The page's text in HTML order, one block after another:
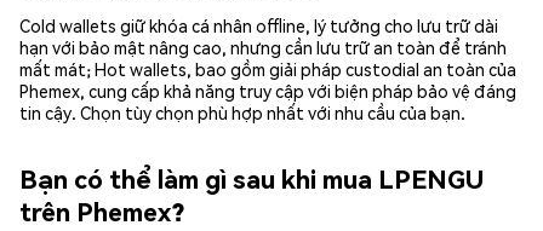
Cold wallets giữ khóa cá nhân offline, lý tưởng cho lưu trữ dài
hạn với bảo mật nâng cao, nhưng cần lưu trữ an toàn để tránh
mất mát; Hot wallets, bao gồm giải pháp custodial an toàn của
Phemex, cung cấp khả năng truy cập với biện pháp bảo vệ đáng
tin cậy. Chọn tùy chọn phù hợp nhất với nhu cầu của bạn.
Bạn có thể làm gì sau khi mua LPENGU
trên Phemex?